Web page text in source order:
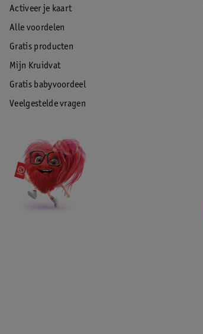
Activeer je kaart
Alle voordelen
Gratis producten
Mijn Kruidvat
Gratis babyvoordeel
Veelgestelde vragen